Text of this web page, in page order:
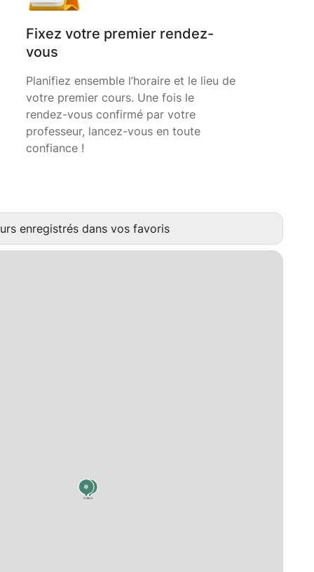
Fixez votre premier rendez-
vous
Planifiez ensemble l’horaire et le lieu de
votre premier cours. Une fois le
rendez-vous confirmé par votre
professeur, lancez-vous en toute
confiance !
enregistrés dans vos favoris